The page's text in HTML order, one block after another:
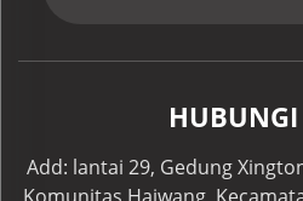
Add: lantai 29, Gedung
Komunitas Haiwang,